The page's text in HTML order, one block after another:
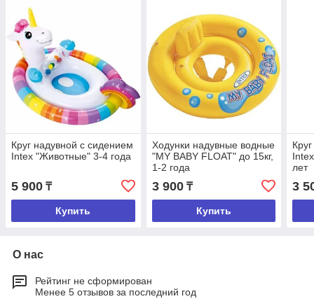
Круг надувной с сидением
Intex "Животные" 3-4 года
5 900 ₸
Купить
Ходунки надувные водные
"MY BABY FLOAT" до 15кг,
1-2 года
3 900₸
Купить
лет
3
О нас
Рейтинг не сформирован
Менее 5 отзывов за последний год